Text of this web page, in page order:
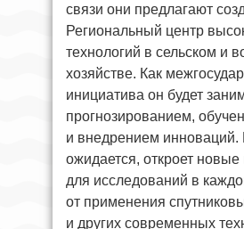
связи они предлагают
Региональный центр
технологий в сельском и
хозяйстве. Как
инициатива он будет
прогнозированием,
и внедрением инноваций.
ожидается, откроет
для исследований в
от применения
и других современных